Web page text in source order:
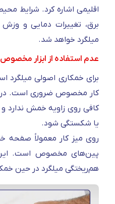
اقلیمی اشاره کرد. شرایط
برق، تغییرات دمایی و
میلگرد خواهد شد.
عدم استفاده از ابزار مخصوص
برای خمکاری اصولی میلگرد
کار مخصوص ضروری است. در
کافی روی زاویه خمش ندارد
یا شکستگی شود.
روی میز کار معمولاً
پین‌های مخصوص است.
هم‌ریختگی میلگرد در حین